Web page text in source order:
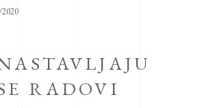
RADOVI